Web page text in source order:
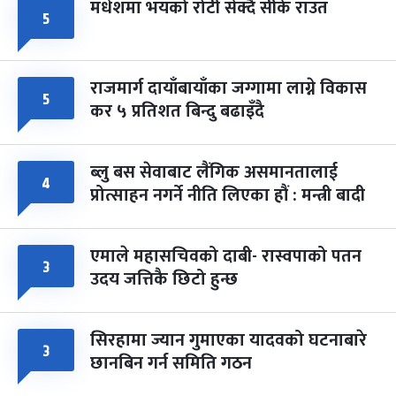
५ मधेशमा भयको रोटी सेक्दै सीके राउत
५ राजमार्ग दायाँबायाँका जग्गामा लाग्ने विकास
कर ५ प्रतिशत बिन्दु बढाइँदै
४ ब्लु बस सेवाबाट लैंगिक असमानतालाई
प्रोत्साहन नगर्ने नीति लिएका हौं : मन्त्री बादी
३ एमाले महासचिवको दाबी- रास्वपाको पतन
उदय जत्तिकै छिटो हुन्छ
३ सिरहामा ज्यान गुमाएका यादवको घटनाबारे
छानबिन गर्न समिति गठन